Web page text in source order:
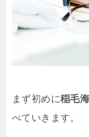
まず初めに稲毛
べていきます。